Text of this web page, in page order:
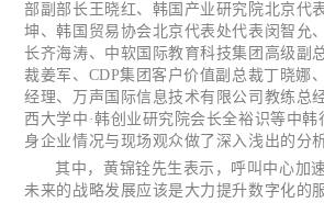
部副部长王晓红、韩国产业研究院北京代
坤、韩国贸易协会北京代表处代表闵智允
长齐海涛、中软国际教育科技集团高级副
裁姜军、CDP集团客户价值副总裁丁晓娜
经理、万声国际信息技术有限公司教练总
西大学中·韩创业研究院会长全裕识等中韩
身企业情况与现场观众做了深入浅出的分析
其中，黄锦铨先生表示，呼叫中心加
未来的战略发展应该是大力提升数字化的